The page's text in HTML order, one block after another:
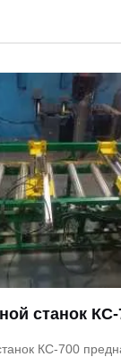
станок КС-
КС-700